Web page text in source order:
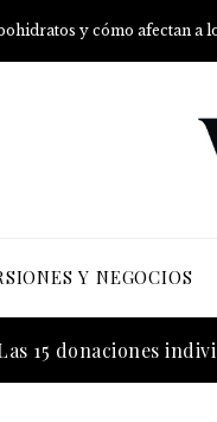
Y NEGOCIOS
canciones con